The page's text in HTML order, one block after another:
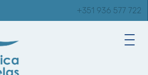
+351 936 577 722